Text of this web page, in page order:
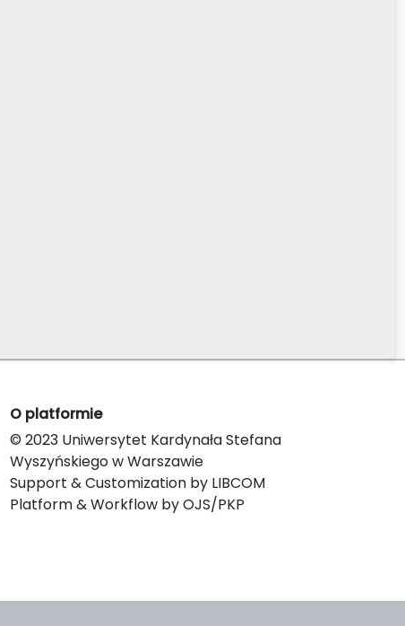
O platformie
© 2023 Uniwersytet Kardynała Stefana
Wyszyńskiego w Warszawie
Support & Customization by LIBCOM
Platform & Workflow by OJS/PKP